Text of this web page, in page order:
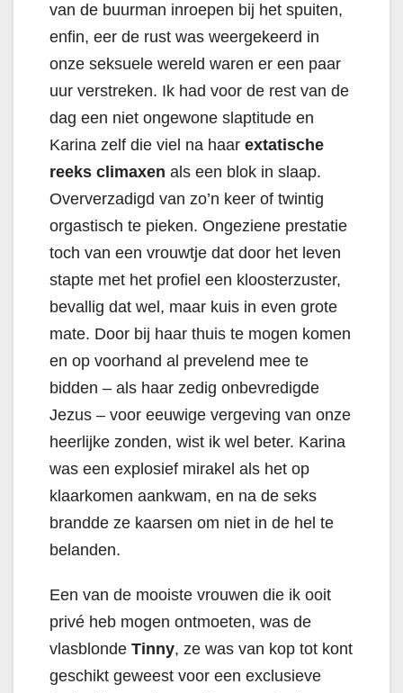
van de buurman inroepen bij het spuiten,
enfin, eer de rust was weergekeerd in
onze seksuele wereld waren er een paar
uur verstreken. Ik had voor de rest van de
dag een niet ongewone slaptitude en
Karina zelf die viel na haar extatische
reeks climaxen als een blok in slaap.
Oververzadigd van zo’n keer of twintig
orgastisch te pieken. Ongeziene prestatie
toch van een vrouwtje dat door het leven
stapte met het profiel een kloosterzuster,
bevallig dat wel, maar kuis in even grote
mate. Door bij haar thuis te mogen komen
en op voorhand al prevelend mee te
bidden – als haar zedig onbevredigde
Jezus – voor eeuwige vergeving van onze
heerlijke zonden, wist ik wel beter. Karina
was een explosief mirakel als het op
klaarkomen aankwam, en na de seks
brandde ze kaarsen om niet in de hel te
belanden.
Een van de mooiste vrouwen die ik ooit
privé heb mogen ontmoeten, was de
vlasblonde Tinny, ze was van kop tot kont
geschikt geweest voor een exclusieve